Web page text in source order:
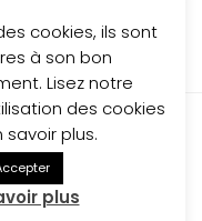
Digital Marketing
cookies, ils sont
à son bon
Lisez notre
des cookies
savoir plus.
plus